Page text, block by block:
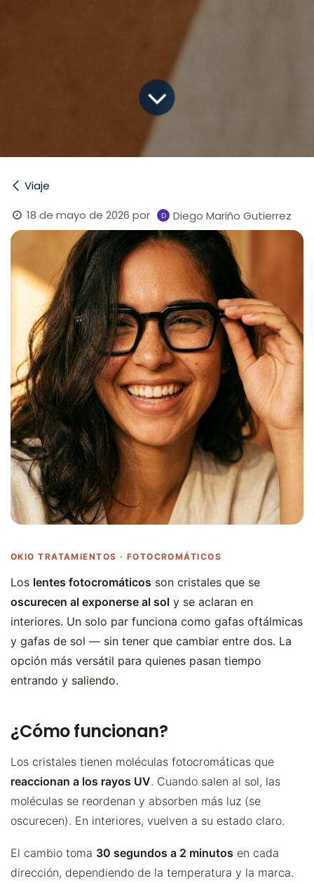
Viaje
18 de mayo de 2026 por Diego Mariño Gutierrez
OKIO TRATAMIENTOS · FOTOCROMÁTICOS
Los lentes fotocromáticos son cristales que se
oscurecen al exponerse al sol y se aclaran en
interiores. Un solo par funciona como gafas oftálmicas
y gafas de sol — sin tener que cambiar entre dos. La
opción más versátil para quienes pasan tiempo
entrando y saliendo.
¿Cómo funcionan?
Los cristales tienen moléculas fotocromáticas que
reaccionan a los rayos UV. Cuando salen al sol, las
moléculas se reordenan y absorben más luz (se
oscurecen). En interiores, vuelven a su estado claro.
El cambio toma 30 segundos a 2 minutos en cada
dirección, dependiendo de la temperatura y la marca.